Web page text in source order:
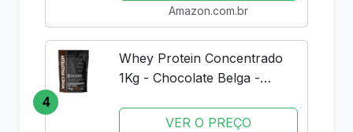
Amazon.com.br
4
Whey Protein Concentrado
1Kg - Chocolate Belga -
VER O PREÇO